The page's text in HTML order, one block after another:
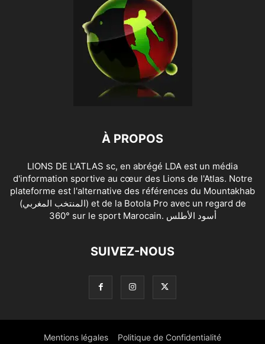
À PROPOS
LIONS DE L'ATLAS sc, en abrégé LDA est un média
d'information sportive au cœur des Lions de l'Atlas. Notre
plateforme est l'alternative des références du Mountakhab
(المنتخب المغربي) et de la Botola Pro avec un regard de
360° sur le sport Marocain. أسود الأطلس
SUIVEZ-NOUS
Mentions légales Politique de Confidentialité